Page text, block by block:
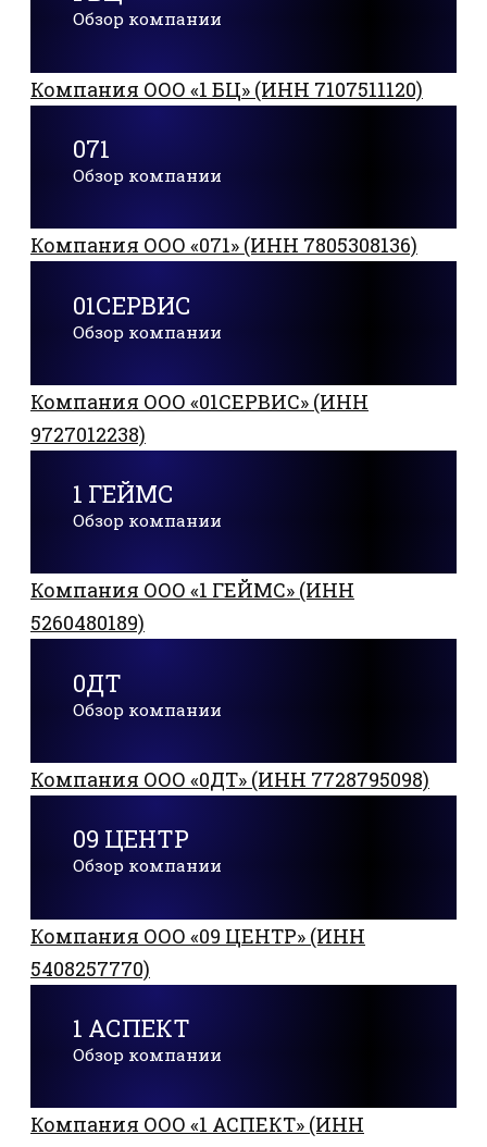
Обзор компании
Компания ООО «1 БЦ» (ИНН 7107511120)
071
Обзор компании
Компания ООО «071» (ИНН 7805308136)
01СЕРВИС
Обзор компании
Компания ООО «01СЕРВИС» (ИНН
9727012238)
1 ГЕЙМС
Обзор компании
Компания ООО «1 ГЕЙМС» (ИНН
5260480189)
0ДТ
Обзор компании
Компания ООО «0ДТ» (ИНН 7728795098)
09 ЦЕНТР
Обзор компании
Компания ООО «09 ЦЕНТР» (ИНН
5408257770)
1 АСПЕКТ
Обзор компании
Компания ООО «1 АСПЕКТ» (ИНН